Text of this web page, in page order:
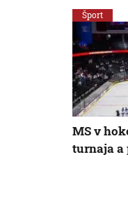
Šport
MS v
turnaja a